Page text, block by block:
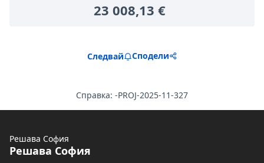
23 008,13 €
Следвай Сподели
Справка: -PROJ-2025-11-327
Решава София
Решава София